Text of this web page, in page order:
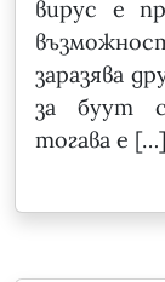
вирус е
заразява
за буут
тогава е […]